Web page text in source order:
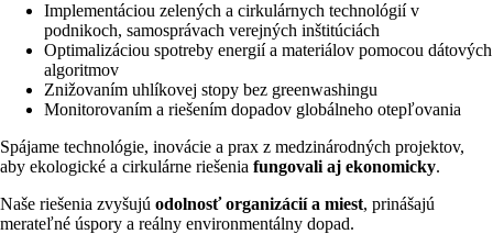
Implementáciou zelených a cirkulárnych technológií v
podnikoch, samosprávach verejných inštitúciách
Optimalizáciou spotreby energií a materiálov pomocou dátových
algoritmov
Znižovaním uhlíkovej stopy bez greenwashingu
Monitorovaním a riešením dopadov globálneho otepľovania
Spájame technológie, inovácie a prax z medzinárodných projektov,
aby ekologické a cirkulárne riešenia fungovali aj ekonomicky.
Naše riešenia zvyšujú odolnosť organizácií a miest, prinášajú
merateľné úspory a reálny environmentálny dopad.